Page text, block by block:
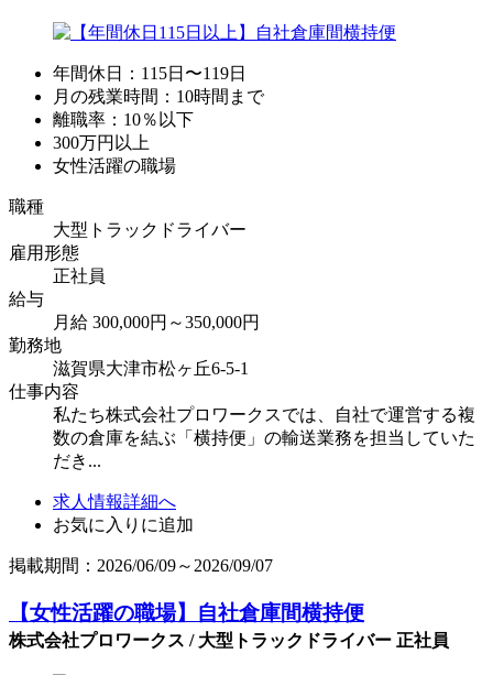
年間休日：115日〜119日
月の残業時間：10時間まで
離職率：10％以下
300万円以上
女性活躍の職場
職種
大型トラックドライバー
雇用形態
正社員
給与
月給 300,000円～350,000円
勤務地
滋賀県大津市松ヶ丘6-5-1
仕事内容
私たち株式会社プロワークスでは、自社で運営する複
数の倉庫を結ぶ「横持便」の輸送業務を担当していた
だき...
求人情報詳細へ
お気に入りに追加
掲載期間：2026/06/09～2026/09/07
【女性活躍の職場】自社倉庫間横持便
株式会社プロワークス / 大型トラックドライバー 正社員